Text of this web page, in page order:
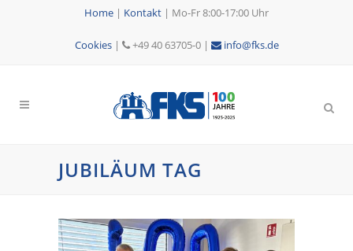
Home | Kontakt | Mo-Fr 8:00-17:00 Uhr
Cookies| +49 40 63705-0 | info@fks.de
JUBILÄUM TAG